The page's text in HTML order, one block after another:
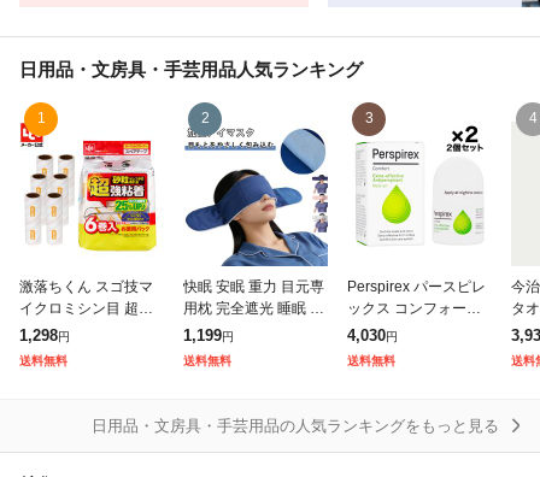
日用品・文房具・手芸用品人気ランキング
1
激落ちくん スゴ技マ
イクロミシン目 超強
粘 粘着クリーナー ス
ペア 70周6P 粘着クリ
ーナー ミシン目 切り
1,298円
送料無料
2
快眠 安眠 重力 目元専
用枕 完全遮光 睡眠 ア
イマスク 250g 加圧ア
イマスク 遮光 アイピ
ロー 夏用 飛行機 リラ
1,199円
送料無料
3
Perspirex パースピレ
ックス コンフォート
20ml ロールオン 2本
4,030円
送料無料
4
今
タ
タ
吸
送料
日用品・文房具・手芸用品の人気ランキングをもっと見る